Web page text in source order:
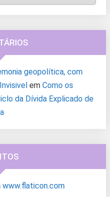
geopolítica, com
em Como os
da Dívida Explicado de
www.flaticon.com